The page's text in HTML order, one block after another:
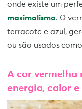
onde existe um
maximalismo. O
terracota e azul,
ou são usados
A cor vermelha
energia, calor e